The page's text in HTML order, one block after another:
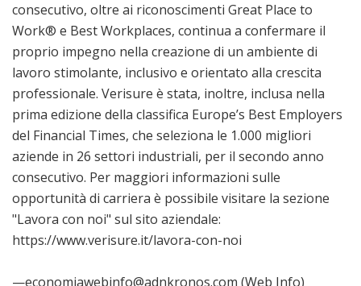
consecutivo, oltre ai riconoscimenti Great Place to
Work® e Best Workplaces, continua a confermare il
proprio impegno nella creazione di un ambiente di
lavoro stimolante, inclusivo e orientato alla crescita
professionale. Verisure è stata, inoltre, inclusa nella
prima edizione della classifica Europe’s Best Employers
del Financial Times, che seleziona le 1.000 migliori
aziende in 26 settori industriali, per il secondo anno
consecutivo. Per maggiori informazioni sulle
opportunità di carriera è possibile visitare la sezione
"Lavora con noi" sul sito aziendale:
https://www.verisure.it/lavora-con-noi
—economiawebinfo@adnkronos.com (Web Info)